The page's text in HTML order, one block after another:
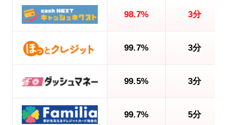
98.7% 3分
99.7% 3分
99.5% 3分
99.7% 5分